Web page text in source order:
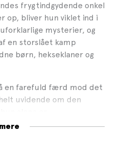
frygtindgydende onkel
op, bliver hun viklet ind i
mysterier, og
en storslået kamp
børn, hekseklaner og
en farefuld færd mod det
uvidende om den
eller tabe, den størst